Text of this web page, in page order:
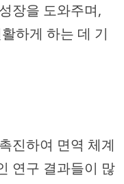
장을 도와주며,
하게 하는 데 기
진하여 면역 체계
연구 결과들이 많